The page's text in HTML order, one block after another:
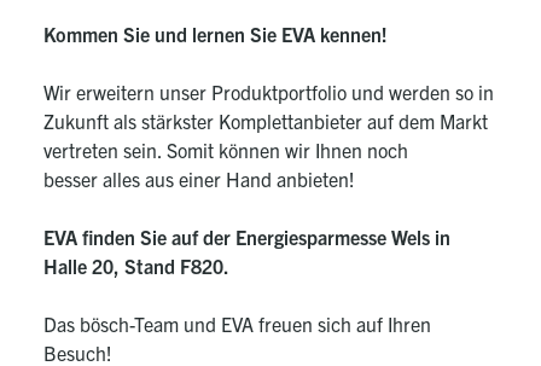
Kommen Sie und lernen Sie EVA kennen!
Wir erweitern unser Produktportfolio und werden so in
Zukunft als stärkster Komplettanbieter auf dem Markt
vertreten sein. Somit können wir Ihnen noch
besser alles aus einer Hand anbieten!
EVA finden Sie auf der Energiesparmesse Wels in
Halle 20, Stand F820.
Das bösch-Team und EVA freuen sich auf Ihren
Besuch!